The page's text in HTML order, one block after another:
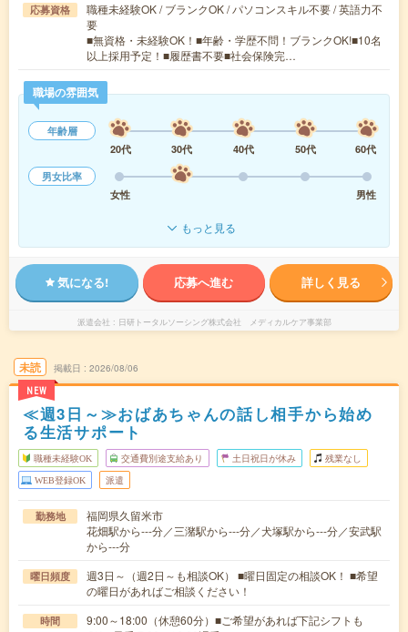
応募資格
職種未経験OK / ブランクOK / パソコンスキル不要 / 英語力不
要
■無資格・未経験OK！■年齢・学歴不問！ブランクOK!■10名
以上採用予定！■履歴書不要■社会保険完…
職場の雰囲気
年齢層
20代
30代 40代 50代
60代
男女比率
女性
男性
もっと見る
気になる! 応募へ進む 詳しく見る
派遣会社 日研トータルソーシング株式会社 メディカルケア事業部
未読
NEW
掲載日 2026/08/06
≪週3日～≫おばあちゃんの話し相手から始め
る生活サポート
職種未経験OK 交通費別途支給あり 土日祝日が休み 残業なし
WEB登録OK 派遣
勤務地
福岡県久留米市
花畑駅から---分／三潴駅から---分／犬塚駅から---分／安武駅
から---分
曜日頻度
週3日～（週2日～も相談OK） ■曜日固定の相談OK！ ■希望
の曜日があればご相談ください！
時間
9:00～18:00（休憩60分）■ご希望があれば下記シフトも